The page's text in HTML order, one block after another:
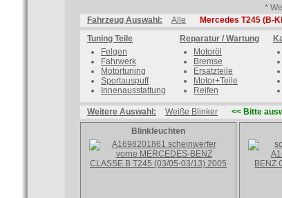
*
Fahrzeug Auswahl:
Alle
Mercedes T245 (B-
Tuning Teile
Felgen
Fahrwerk
Motortuning
Sportauspuff
Innenausstattung
Reparatur / Wartung
Motoröl
Bremse
Ersatzteile
Motor+Teile
Reifen
Weitere Auswahl: Weiße Blinker
<< Bitte
Blinkleuchten